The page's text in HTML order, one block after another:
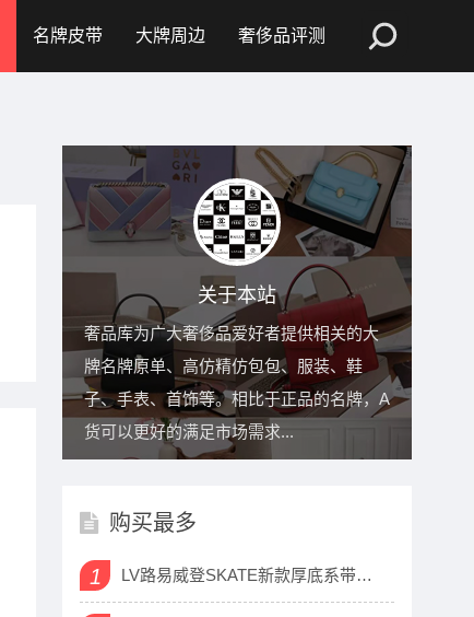
名牌皮带 大牌周边 奢侈品评测
关于本站
奢品库为广大奢侈品爱好者提供相关的大
牌名牌原单、高仿精仿包包、服装、鞋
子、手表、首饰等。相比于正品的名牌，A
货可以更好的满足市场需求...
购买最多
1 LV路易威登SKATE新款厚底系带运动鞋